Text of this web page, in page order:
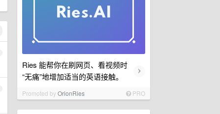
Ries 能帮你在刷网页、看视频时
“无痛”地增加适当的英语接触。
›
Promoted byOrionRies PRO